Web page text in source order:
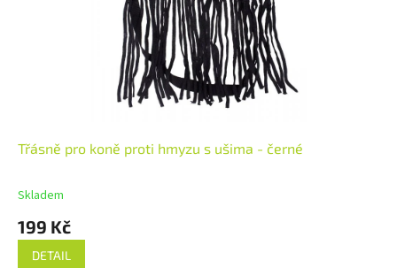
Třásně pro koně proti hmyzu s ušima - černé
Skladem
199 Kč
DETAIL